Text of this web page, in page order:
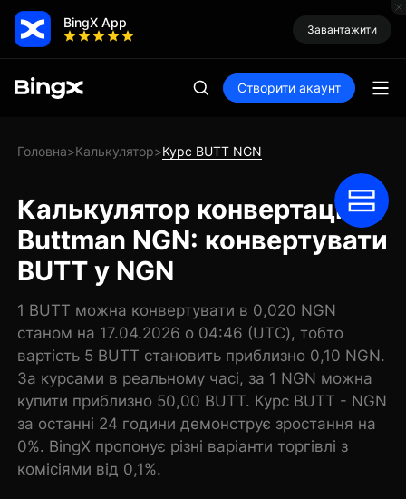
BingX App Завантажити
Створити акаунт
Головна>Калькулятор>Курс BUTT NGN
Калькулятор конвертації
Buttman NGN: конвертувати
BUTT у NGN
1 BUTT можна конвертувати в 0,020 NGN
станом на 17.04.2026 о 04:46 (UTC), тобто
вартість 5 BUTT становить приблизно 0,10 NGN.
За курсами в реальному часі, за 1 NGN можна
купити приблизно 50,00 BUTT. Курс BUTT - NGN
за останні 24 години демонструє зростання на
0%. BingX пропонує різні варіанти торгівлі з
комісіями від 0,1%.